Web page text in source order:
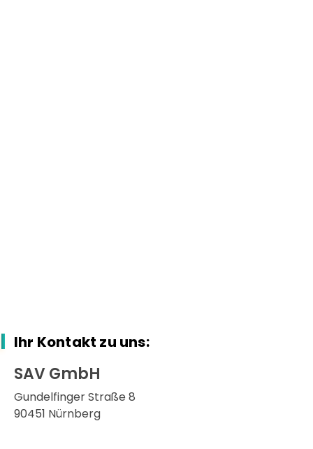
Ihr Kontakt zu uns:
SAV GmbH
Gundelfinger Straße 8
90451 Nürnberg